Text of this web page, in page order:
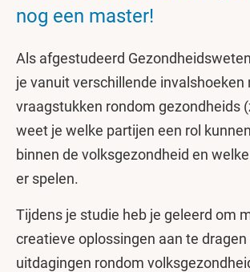
nog een master!
Als afgestudeerd
je vanuit verschillende invalshoeken
vraagstukken rondom gezondheids
weet je welke partijen een rol
binnen de volksgezondheid en
er spelen.
Tijdens je studie heb je geleerd om
creatieve oplossingen aan te
uitdagingen rondom